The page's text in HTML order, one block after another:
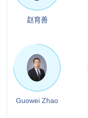
赵育善
Guowei Zhao